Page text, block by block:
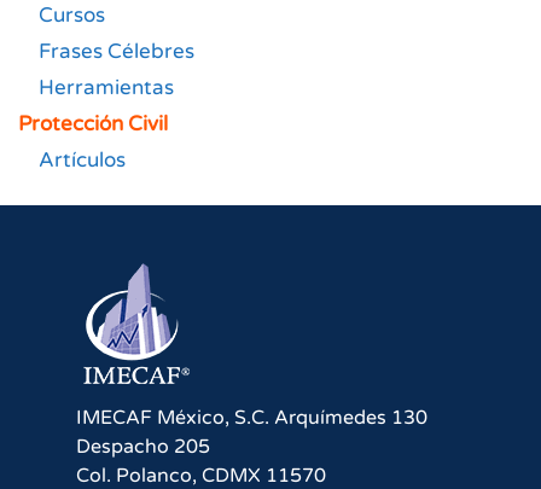
Cursos
Frases Célebres
Herramientas
Protección Civil
Artículos
IMECAF México, S.C. Arquímedes 130
Despacho 205
Col. Polanco, CDMX 11570